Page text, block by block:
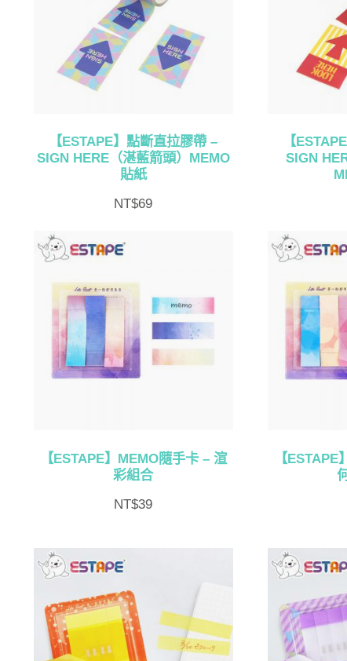
【ESTAPE】點斷直拉膠帶 –
SIGN HERE（湛藍箭頭）MEMO
貼紙
NT$69
【
SIGN
【ESTAPE】MEMO隨手卡 – 渲
彩組合
NT$39
【